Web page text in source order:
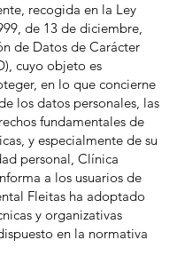
recogida en la Ley
de 13 de diciembre,
de Datos de Carácter
cuyo objeto es
en lo que concierne
los datos personales, las
fundamentales de
y especialmente de su
personal, Clínica
a los usuarios de
Fleitas ha adoptado
y organizativas
en la normativa